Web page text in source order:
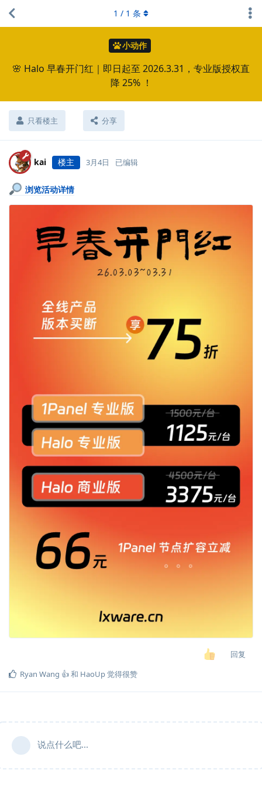
小动作
🌸 Halo 早春开门红｜即日起至 2026.3.31，专业版授权直
降 25% ！
只看楼主 分享
1 / 1 条
kai 楼主 3月4日 已编辑
浏览活动详情
回复
Ryan Wang 👍和 HaoUp觉得很赞
说点什么吧...